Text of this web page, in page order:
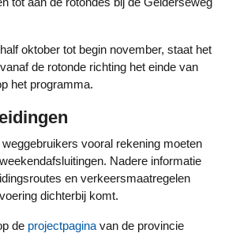
de rotonde richting het einde van
het programma.
Nadere informatie
en verkeersmaatregelen
dichterbij komt.
de projectpagina van de provincie